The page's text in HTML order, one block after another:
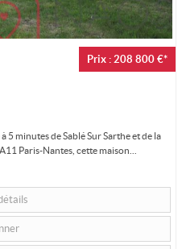
Prix : 208 800 €*
minutes de Sablé Sur Sarthe et de la
Paris-Nantes, cette maison...